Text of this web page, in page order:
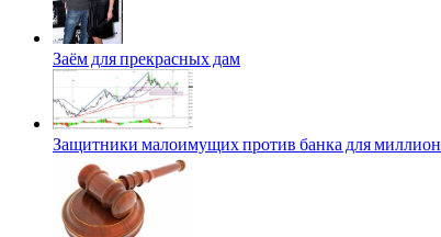
Заём для прекрасных дам
Защитники малоимущих против банка для